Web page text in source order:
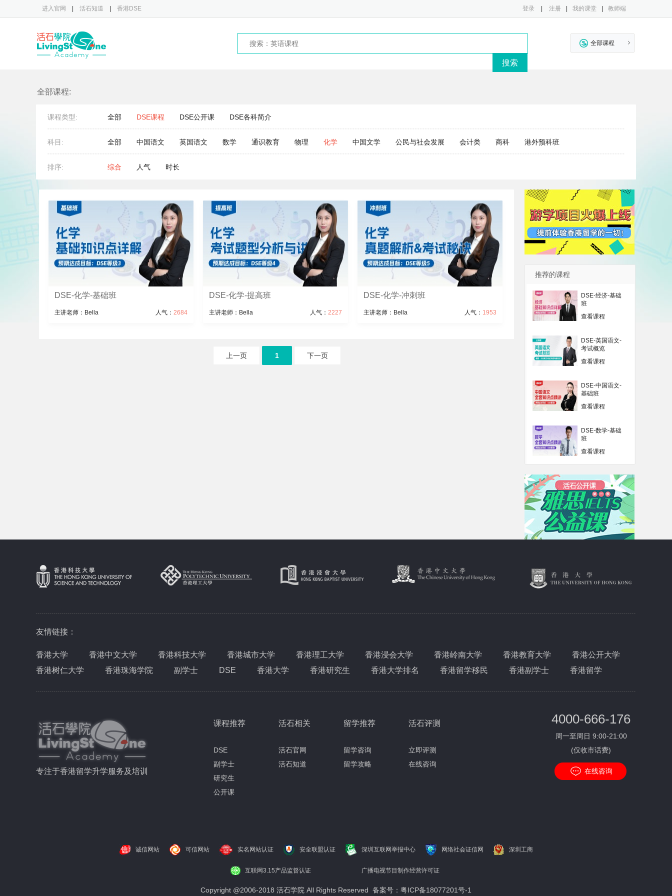
进入官网 活石知道 香港DSE 登录 注册 我的课堂 教师端
全部课程
全部课程:
课程类型: 全部 DSE课程 DSE公开课 DSE各科简介
科目: 全部 中国语文 英国语文 数学 通识教育 物理 化学 中国文学 公民与社会发展 会计类 商科 港外预科班
排序: 综合 人气 时长
DSE-化学-基础班
主讲老师：Bella 人气： 2684
DSE-化学-提高班
主讲老师：Bella 人气： 2227
DSE-化学-冲刺班
主讲老师：Bella 人气： 1953
上一页 1 下一页
推荐的课程
DSE-经济-基础
班
查看课程
DSE-英国语文-
考试概览
查看课程
DSE-中国语文-
基础班
查看课程
DSE-数学-基础
班
查看课程
友情链接：
香港大学 香港中文大学 香港科技大学 香港城市大学 香港理工大学 香港浸会大学 香港岭南大学 香港教育大学
香港公开大学
香港树仁大学
香港珠海学院 副学士 DSE 香港大学 香港研究生 香港大学排名 香港留学移民 香港副学士 香港留学
专注于香港留学升学服务及培训
课程推荐
DSE
副学士
研究生
公开课
活石相关
活石官网
活石知道
留学推荐
留学咨询
留学攻略
活石评测
立即评测
在线咨询
4000-666-176
周一至周日 9:00-21:00
(仅收市话费)
在线咨询
诚信网站 可信网站 实名网站认证 安全联盟认证 深圳互联网举报中心 网络社会证信网 深圳工商
互联网3.15产品监督认证 广播电视节目制作经营许可证
Copyright @2006-2018 活石学院 All Rights Reserved 备案号：粤ICP备18077201号-1